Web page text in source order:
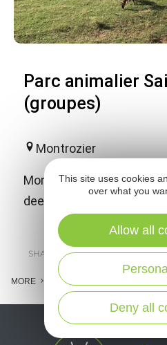
Parc animalier
(groupes)
Montrozier
More than 150 wild
deer, mouflon, wild
SHARE : E-MAIL
MORE
This site uses cookies
over what you
Deny all
Allow all